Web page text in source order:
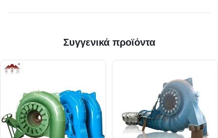
Συγγενικά προϊόντα